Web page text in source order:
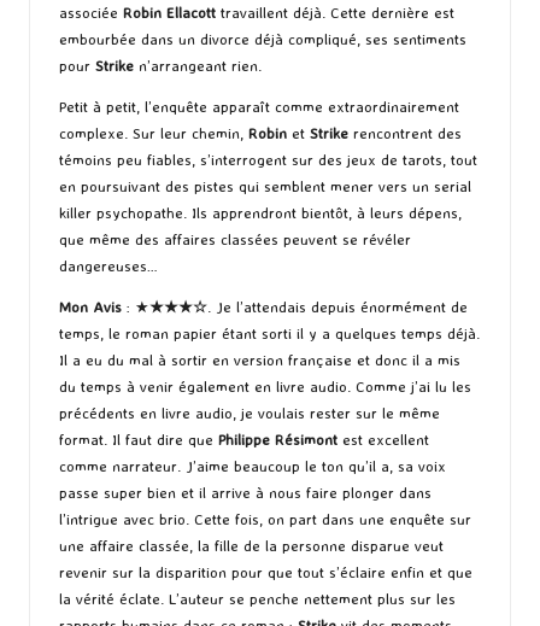
associée Robin Ellacott travaillent déjà. Cette dernière est
embourbée dans un divorce déjà compliqué, ses sentiments
pour Strike n’arrangeant rien.
Petit à petit, l’enquête apparaît comme extraordinairement
complexe. Sur leur chemin, Robin et Strike rencontrent des
témoins peu fiables, s’interrogent sur des jeux de tarots, tout
en poursuivant des pistes qui semblent mener vers un serial
killer psychopathe. Ils apprendront bientôt, à leurs dépens,
que même des affaires classées peuvent se révéler
dangereuses…
Mon Avis : ★★★★☆ . Je l’attendais depuis énormément de
temps, le roman papier étant sorti il y a quelques temps déjà.
Il a eu du mal à sortir en version française et donc il a mis
du temps à venir également en livre audio. Comme j’ai lu les
précédents en livre audio, je voulais rester sur le même
format. Il faut dire que Philippe Résimont est excellent
comme narrateur. J’aime beaucoup le ton qu’il a, sa voix
passe super bien et il arrive à nous faire plonger dans
l’intrigue avec brio. Cette fois, on part dans une enquête sur
une affaire classée, la fille de la personne disparue veut
revenir sur la disparition pour que tout s’éclaire enfin et que
la vérité éclate. L’auteur se penche nettement plus sur les